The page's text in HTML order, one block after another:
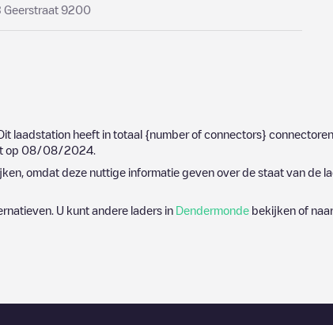
Geerstraat 9200
Dit laadstation heeft in totaal {number of connectors}
op 08/08/2024
omdat deze nuttige informatie geven over de staat van de
U kunt andere laders in Dendermonde bekijken of